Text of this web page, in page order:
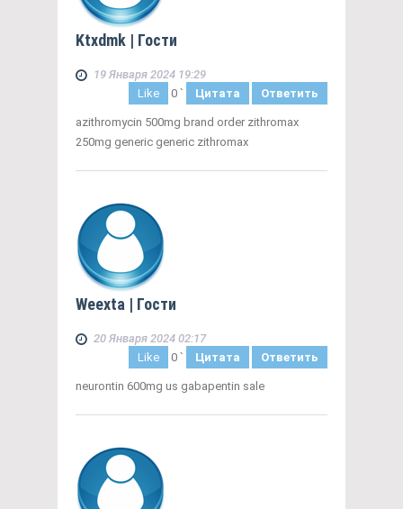
Ktxdmk | Гости
19 Января 2024 19:29
Like
0 ` Цитата Ответить
azithromycin 500mg brand order zithromax
250mg generic generic zithromax
Weexta | Гости
20 Января 2024 02:17
Like
0 ` Цитата Ответить
neurontin 600mg us gabapentin sale